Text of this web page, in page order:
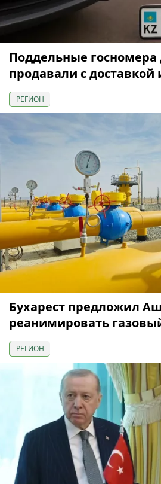
Поддельные госномера
продавали с доставкой
РЕГИОН
Бухарест предложил
реанимировать
РЕГИОН